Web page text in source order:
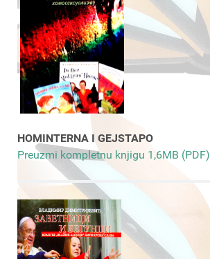
HOMINTERNA I GEJSTAPO
Preuzmi kompletnu knjigu 1,6MB (PDF)